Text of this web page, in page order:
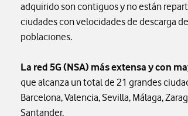
adquirido son contiguos y no están
ciudades con velocidades de descarga
poblaciones.
La red 5G (NSA) más extensa y con
que alcanza un total de 21 grandes
Barcelona, Valencia, Sevilla, Málaga,
Santander.